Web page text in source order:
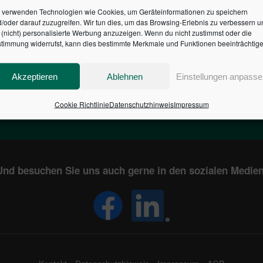
verwenden Technologien wie Cookies, um Geräteinformationen zu speichern
oder darauf zuzugreifen. Wir tun dies, um das Browsing-Erlebnis zu verbessern
personalisierte Werbung anzuzeigen. Wenn du nicht zustimmst oder die
widerrufst, kann dies bestimmte Merkmale und Funktionen
Akzeptieren Ablehnen Einstellungen
Cookie RichtlinieDatenschutzhinweisImpressum
DES BUNDES DER
€
IN DEUTSCHLAND
besuchen Sie uns auch gerne in den sozialen